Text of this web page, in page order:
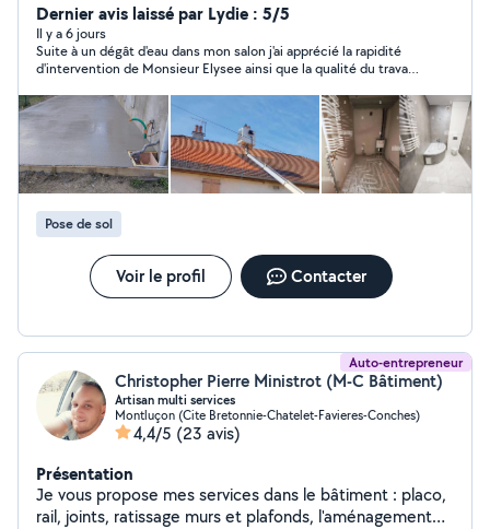
gouttières Pose de velux avec ou sans modification
PEINTURES INTÉRIEUR EXTÉRIEUR rénovation intérieur
extérieur peinture intérieur extérieur pose de tapisserie
MAÇONNERIE Chapes Dalles Fondations Murs
Terrasses Clôture Carrelage Hésitez pas à me contacter
via la plate-forme AlloVoisins Déplacement sous 48
heures et devis gratuit
Dernier avis laissé par Lydie : 5/5
Il y a 6 jours
Suite à un dégât d'eau dans mon salon j'ai apprécié la rapidité
d'intervention de Monsieur Elysee ainsi que la qualité du travail
Pose de sol
Voir le profil Contacter
Auto-entrepreneur
Christopher Pierre Ministrot (M-C Bâtiment)
Artisan multi services
Montluçon (Cite Bretonnie-Chatelet-Favieres-Conches)
4,4/5 (23 avis)
Présentation
Je vous propose mes services dans le bâtiment : placo,
rail, joints, ratissage murs et plafonds, l'aménagement